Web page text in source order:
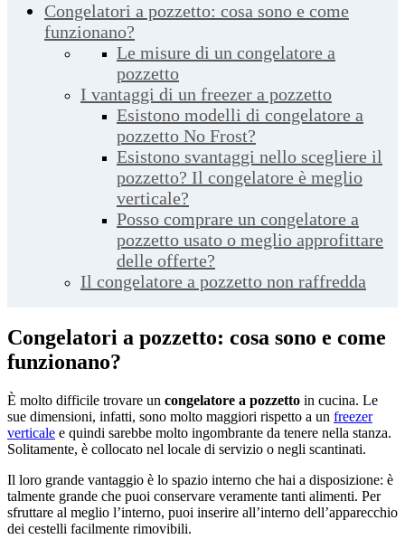
Congelatori a pozzetto: cosa sono e come
funzionano?
Le misure di un congelatore a
pozzetto
I vantaggi di un freezer a pozzetto
Esistono modelli di congelatore a
pozzetto No Frost?
Esistono svantaggi nello scegliere il
pozzetto? Il congelatore è meglio
verticale?
Posso comprare un congelatore a
pozzetto usato o meglio approfittare
delle offerte?
Il congelatore a pozzetto non raffredda
Congelatori a pozzetto: cosa sono e come
funzionano?
È molto difficile trovare un congelatore a pozzetto in cucina. Le
sue dimensioni, infatti, sono molto maggiori rispetto a un freezer
verticale e quindi sarebbe molto ingombrante da tenere nella stanza.
Solitamente, è collocato nel locale di servizio o negli scantinati.
Il loro grande vantaggio è lo spazio interno che hai a disposizione: è
talmente grande che puoi conservare veramente tanti alimenti. Per
sfruttare al meglio l’interno, puoi inserire all’interno dell’apparecchio
dei cestelli facilmente rimovibili.